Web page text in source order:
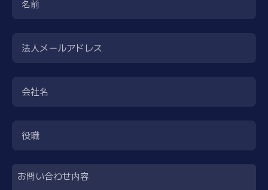
名前
法人メールアドレス
会社名
役職
お問い合わせ内容